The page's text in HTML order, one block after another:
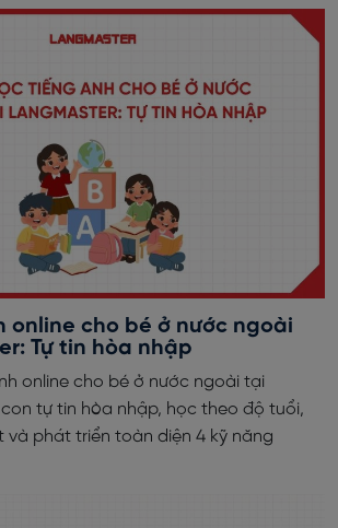
online cho bé ở nước ngoài
Tự tin hòa nhập
online cho bé ở nước ngoài tại
tự tin hòa nhập, học theo độ tuổi,
và phát triển toàn diện 4 kỹ năng